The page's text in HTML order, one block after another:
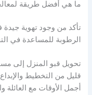
ما هي أفضل طريقة
تأكد من وجود تهوية
الرطوبة للمساعدة في
تحويل قبو المنزل إلى
قليل من التخطيط
أجمل الأوقات مع العائلة